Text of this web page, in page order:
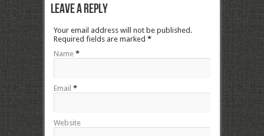
Leave a Reply
Your email address will not be published.
Required fields are marked *
Name *
Email *
Website